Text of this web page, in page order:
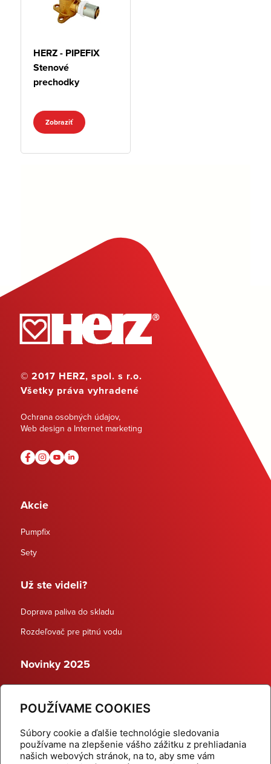
POUŽÍVAME COOKIES
Súbory cookie a ďalšie technológie sledovania
používame na zlepšenie vášho zážitku z prehliadania
našich webových stránok, na to, aby sme vám
HERZ - PIPEFIX
Stenové
prechodky
Zobraziť
© 2017 HERZ, spol. s r.o.
Všetky práva vyhradené
Ochrana osobných údajov,
Web design a Internet marketing
Akcie
Pumpfix
Sety
Už ste videli?
Doprava paliva do skladu
Rozdeľovač pre pitnú vodu
Novinky 2025
Dynamické termostatické ventily